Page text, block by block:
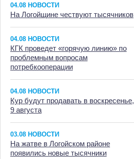
04.08 НОВОСТИ
На Логойщине чествуют тысячников
04.08 НОВОСТИ
КГК проведет «горячую линию» по
проблемным вопросам
потребкооперации
04.08 НОВОСТИ
Кур будут продавать в воскресенье,
9 августа
03.08 НОВОСТИ
На жатве в Логойском районе
появились новые тысячники